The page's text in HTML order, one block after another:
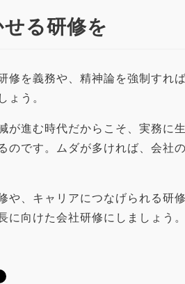
る研修を
修を義務や、精神論を強制すれ
ょう。
が進む時代だからこそ、実務に
のです。ムダが多ければ、会社
や、キャリアにつなげられる研
に向けた会社研修にしましょう。